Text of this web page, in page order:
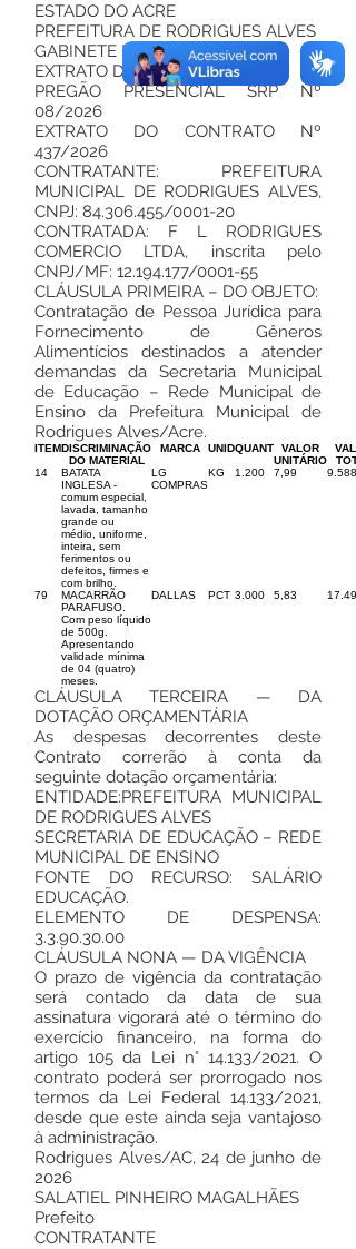
ESTADO DO ACRE
PREFEITURA DE RODRIGUES ALVES
GABINETE DO PREFEITO
EXTRATO DO CONTRATO
PREGÃO PRESENCIAL SRP Nº
08/2026
EXTRATO DO CONTRATO Nº
437/2026
CONTRATANTE: PREFEITURA
MUNICIPAL DE RODRIGUES ALVES,
CNPJ: 84.306.455/0001-20
CONTRATADA: F L RODRIGUES
COMERCIO LTDA, inscrita pelo
CNPJ/MF: 12.194.177/0001-55
CLÁUSULA PRIMEIRA – DO OBJETO:
Contratação de Pessoa Jurídica para
Fornecimento de Gêneros
Alimentícios destinados a atender
demandas da Secretaria Municipal
de Educação – Rede Municipal de
Ensino da Prefeitura Municipal de
Rodrigues Alves/Acre.
ITEMDISCRIMINAÇÃO
DO MATERIAL
MARCA UNIDQUANT
VALOR
UNITÁRIO
14
BATATA
INGLESA -
comum especial,
lavada, tamanho
grande ou
médio, uniforme,
inteira, sem
ferimentos ou
defeitos, firmes e
com brilho.
LG
COMPRAS
KG 1.200 7,99
79
MACARRÃO
PARAFUSO.
Com peso líquido
de 500g.
Apresentando
validade mínima
de 04 (quatro)
meses.
DALLAS PCT 3.000 5,83
CLÁUSULA TERCEIRA — DA
DOTAÇÃO ORÇAMENTÁRIA
As despesas decorrentes deste
Contrato correrão à conta da
seguinte dotação orçamentária:
ENTIDADE:PREFEITURA MUNICIPAL
DE RODRIGUES ALVES
SECRETARIA DE EDUCAÇÃO – REDE
MUNICIPAL DE ENSINO
FONTE DO RECURSO: SALÁRIO
EDUCAÇÃO.
ELEMENTO DE DESPENSA:
3.3.90.30.00
CLÁUSULA NONA — DA VIGÊNCIA
O prazo de vigência da contratação
será contado da data de sua
assinatura vigorará até o término do
exercício financeiro, na forma do
artigo 105 da Lei n° 14.133/2021. O
contrato poderá ser prorrogado nos
termos da Lei Federal 14.133/2021,
desde que este ainda seja vantajoso
à administração.
Rodrigues Alves/AC, 24 de junho de
2026
SALATIEL PINHEIRO MAGALHÃES
Prefeito
CONTRATANTE